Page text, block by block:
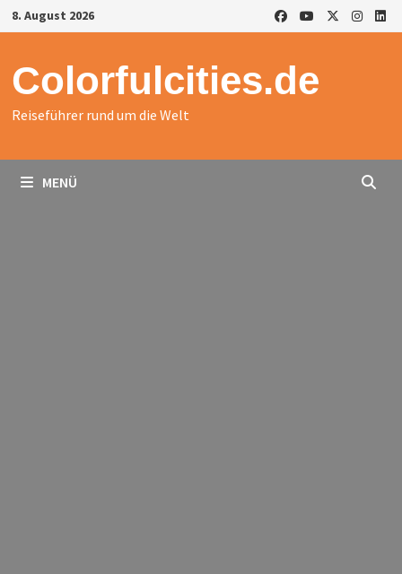
Zurück
zum
8. August 2026
Colorfulcities.de
Reiseführer rund um die Welt
MENÜ